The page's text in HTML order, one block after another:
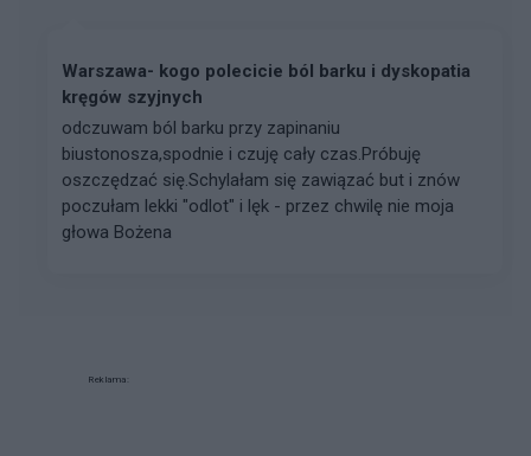
Warszawa- kogo polecicie ból barku i dyskopatia
kręgów szyjnych
odczuwam ból barku przy zapinaniu
biustonosza,spodnie i czuję cały czas.Próbuję
oszczędzać się.Schylałam się zawiązać but i znów
poczułam lekki "odlot" i lęk - przez chwilę nie moja
głowa Bożena
Reklama: